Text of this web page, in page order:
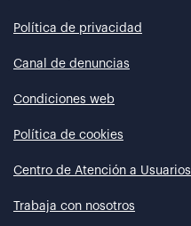
Política de privacidad
Canal de denuncias
Condiciones web
Política de cookies
Centro de Atención a Usuarios
Trabaja con nosotros